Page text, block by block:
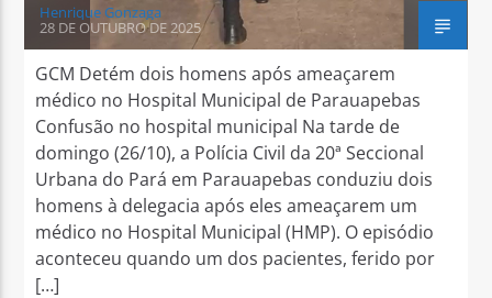
Henrique Gonzaga
28 DE OUTUBRO DE 2025
GCM Detém dois homens após ameaçarem
médico no Hospital Municipal de Parauapebas
Confusão no hospital municipal Na tarde de
domingo (26/10), a Polícia Civil da 20ª Seccional
Urbana do Pará em Parauapebas conduziu dois
homens à delegacia após eles ameaçarem um
médico no Hospital Municipal (HMP). O episódio
aconteceu quando um dos pacientes, ferido por
[…]